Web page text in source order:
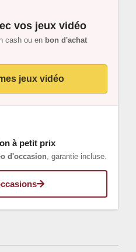
vos jeux vidéo
cash ou en bon d'achat
jeux vidéo
à petit prix
d'occasion, garantie incluse.